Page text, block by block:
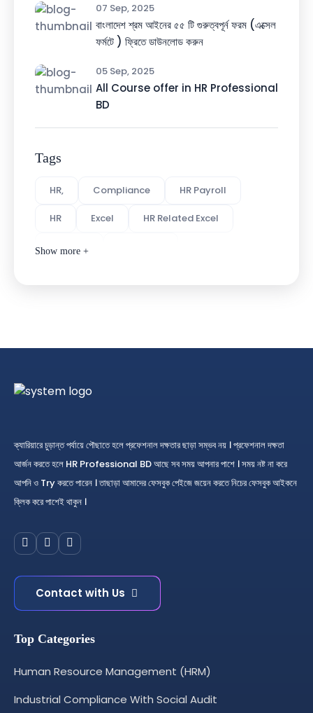
07 Sep, 2025
বাংলাদেশ শ্রম আইনের ৫৫ টি গুরুত্বপূর্ন ফরম (এক্সেল
ফর্মটে ) ফ্রিতে ডাউনলোড করুন
05 Sep, 2025
All Course offer in HR Professional
BD
Tags
HR, Compliance HR Payroll
HR Excel HR Related Excel
MS Excel
Show more +
ক্যারিয়ারে চুড়ান্ত পর্যায়ে পৌছাতে হলে প্রফেশনাল দক্ষতার ছাড়া সম্ভব নয় । প্রফেশনাল দক্ষতা
আর্জন করতে হলে HR Professional BD আছে সব সময় আপনার পাশে । সময় নষ্ট না করে
আপনি ও Try করতে পারেন । তাছাড়া আমাদের ফেসবুক পেইজে জয়েন করতে নিচের ফেসবুক আইকনে
ক্লিক করে পাশেই থাকুন ।
Contact with Us
Top Categories
Human Resource Management (HRM)
Industrial Compliance With Social Audit